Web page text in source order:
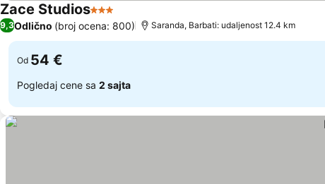
Zace Studios3 ZvezdicePogledaj cene
9,3Odlično (broj ocena: 800) Saranda, Barbati: udaljenost 12.4 km
Od 54 €
Pogledaj cene sa 2 sajta